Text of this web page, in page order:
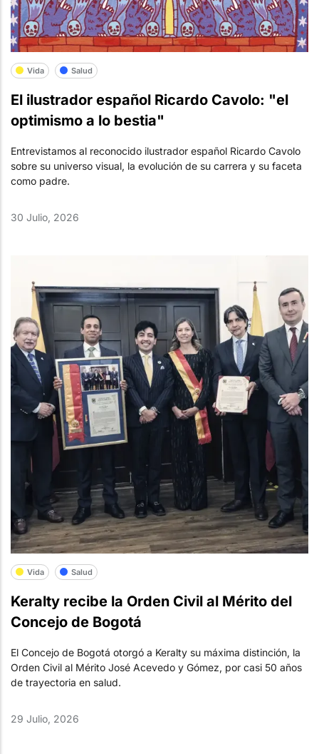
Vida Salud
El ilustrador español Ricardo Cavolo: "el
optimismo a lo bestia"
Entrevistamos al reconocido ilustrador español Ricardo Cavolo
sobre su universo visual, la evolución de su carrera y su faceta
como padre.
30 Julio, 2026
Vida Salud
Keralty recibe la Orden Civil al Mérito del
Concejo de Bogotá
El Concejo de Bogotá otorgó a Keralty su máxima distinción, la
Orden Civil al Mérito José Acevedo y Gómez, por casi 50 años
de trayectoria en salud.
29 Julio, 2026